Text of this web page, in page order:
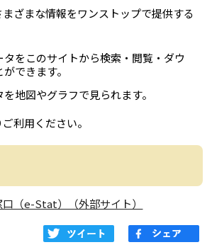
ざまな情報をワンストップで提供する
をこのサイトから検索・閲覧・ダウ
できます。
地図やグラフで見られます。
利用ください。
（e-Stat）（外部サイト）